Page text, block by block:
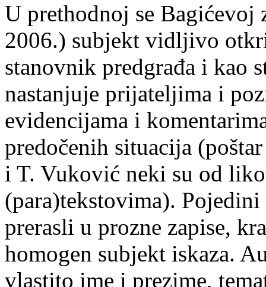
U prethodnoj se Bagićevoj
2006.) subjekt vidljivo
stanovnik predgrađa i kao
nastanjuje prijateljima i
evidencijama i
predočenih situacija
i T. Vuković neki su od
(para)tekstovima).
prerasli u prozne zapise,
homogen subjekt iskaza.
vlastito ime i prezime,